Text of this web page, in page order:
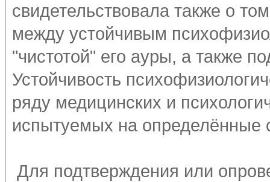
свидетельствовала также о
между устойчивым
"чистотой" его ауры, а также
Устойчивость
ряду медицинских и
испытуемых на определённые
Для подтверждения или